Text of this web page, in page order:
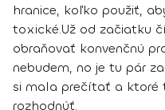
hranice, koľko použiť,
toxické.Už od začiatku
obraňovať konvenčnú
nebudem, no je tu pár
si mala prečítať a ktoré
rozhodnúť.